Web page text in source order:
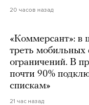
20 часов назад
«Коммерсант»: в
треть мобильных
ограничений. В
почти 90%
спискам»
21 час назад